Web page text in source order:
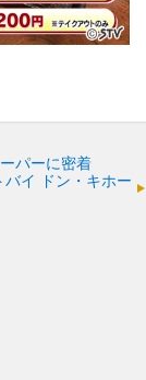
パーに密着
イ ドン・キホー